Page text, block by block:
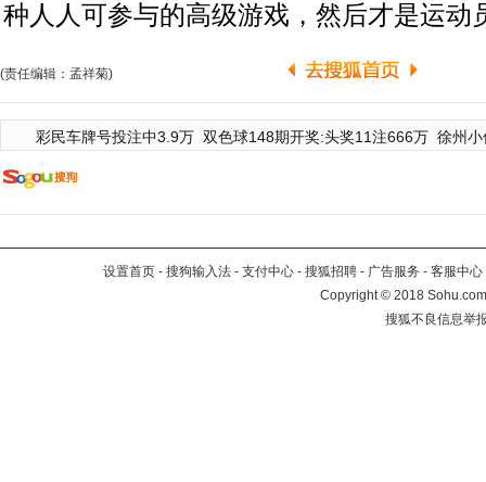
种人人可参与的高级游戏，然后才是运动
(责任编辑：孟祥菊)
彩民车牌号投注中3.9万 双色球148期开奖:头奖11注666万 徐州
设置首页 - 搜狗输入法 - 支付中心 - 搜狐招聘 - 广告服务 - 客服中心
Copyright©2018
搜狐不良信息举